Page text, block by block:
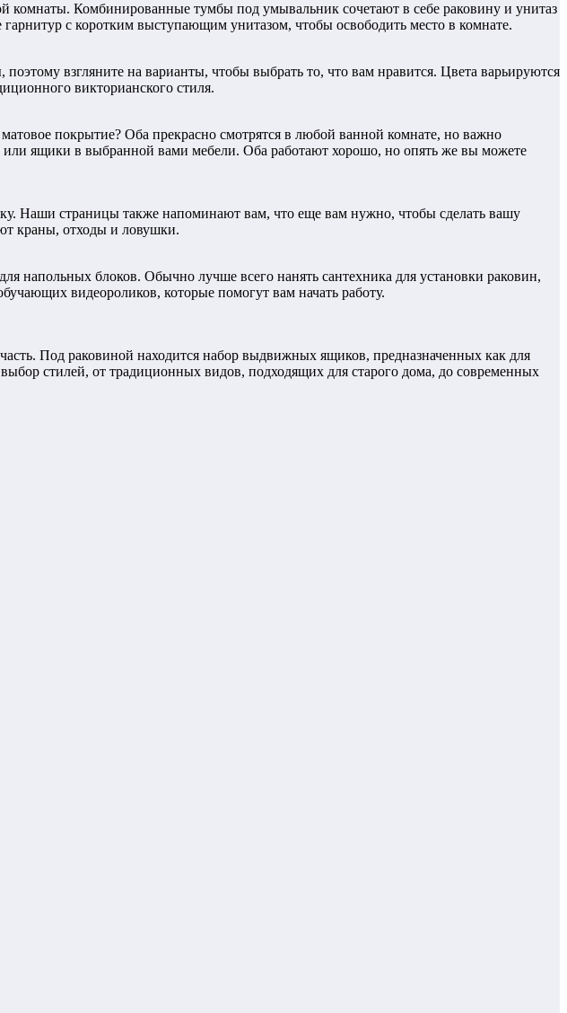
комнаты. Комбинированные тумбы под умывальник сочетают в себе раковину и унитаз
с коротким выступающим унитазом, чтобы освободить место в комнате.
взгляните на варианты, чтобы выбрать то, что вам нравится. Цвета варьируются
викторианского стиля.
покрытие? Оба прекрасно смотрятся в любой ванной комнате, но важно
или ящики в выбранной вами мебели. Оба работают хорошо, но опять же вы можете
Наши страницы также напоминают вам, что еще вам нужно, чтобы сделать вашу
краны, отходы и ловушки.
напольных блоков. Обычно лучше всего нанять сантехника для установки раковин,
видеороликов, которые помогут вам начать работу.
Под раковиной находится набор выдвижных ящиков, предназначенных как для
стилей, от традиционных видов, подходящих для старого дома, до современных